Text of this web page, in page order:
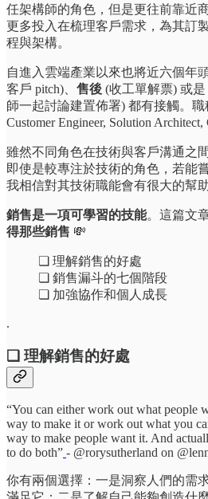
任架構師的角色，但是更往前靠近
更多投入在梳理客戶需求，為其訂
程與架構。
自進入雲端產業以來也將近六個年頭
客戶 pitch)、 售後 (收工單解票) 或是
師一起討論建置佈署) 都有接觸。職
Customer Engineer, Solution
雖然不同角色在技術與客戶溝通之
即使是較專注於技術的角色，若能
我相信對其技術職能會有很大的幫助
銷售是一項可學習的技能。這篇文
得那些銷售 💸
❏ 理解銷售的好處
❏ 銷售漏斗的七個階段
❏ 加強協作和個人成長
.
❏ 理解銷售的好處
“You can either work out what people
way to make it or work out what you
way to make people want it. And
to do both” - @rorysutherland on
你有兩個選擇：一是洞察人們的需